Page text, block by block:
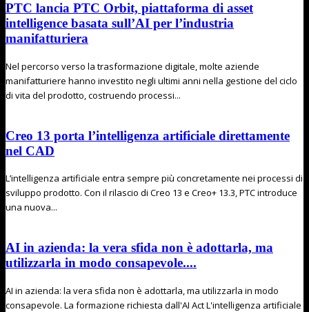
PTC lancia PTC Orbit, piattaforma di asset
intelligence basata sull’AI per l’industria
manifatturiera
Nel percorso verso la trasformazione digitale, molte aziende
manifatturiere hanno investito negli ultimi anni nella gestione del ciclo
di vita del prodotto, costruendo processi...
Creo 13 porta l’intelligenza artificiale direttamente
nel CAD
L’intelligenza artificiale entra sempre più concretamente nei processi di
sviluppo prodotto. Con il rilascio di Creo 13 e Creo+ 13.3, PTC introduce
una nuova...
AI in azienda: la vera sfida non è adottarla, ma
utilizzarla in modo consapevole....
AI in azienda: la vera sfida non è adottarla, ma utilizzarla in modo
consapevole. La formazione richiesta dall'AI Act L'intelligenza artificiale